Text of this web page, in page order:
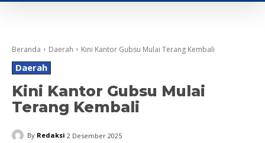
Beranda Daerah Kini Kantor Gubsu Mulai Terang Kembali
Daerah
Kini Kantor Gubsu Mulai
Terang Kembali
By Redaksi 2 Desember 2025